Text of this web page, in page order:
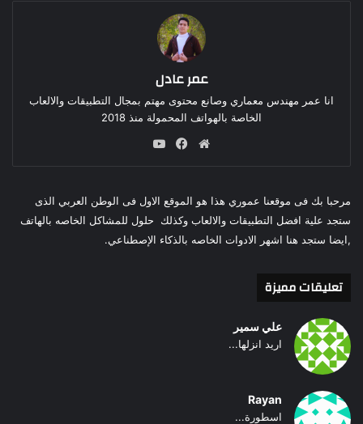
عمر عادل
انا عمر مهندس معماري وصانع محتوى مهتم بمجال التطبيقات والالعاب
الخاصة بالهواتف المحمولة منذ 2018
موقع
فيسبوك
مرحبا بك فى موقعنا عموري هذا هو الموقع الاول فى الوطن العربي الذى
ستجد علية افضل التطبيقات والالعاب وكذلك حلول للمشاكل الخاصه بالهاتف
,ايضا ستجد هنا اشهر الادوات الخاصه بالذكاء الإصطناعي.
تعليقات مميزة
علي سمير
اريد انزلها...
Rayan
اسطورة...